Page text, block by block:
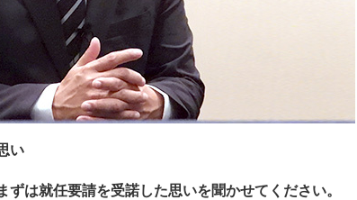
い
は就任要請を受諾した思いを聞かせてください。